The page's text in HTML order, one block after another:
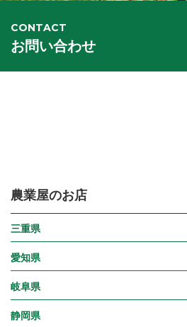
CONTACT
お問い合わせ
農業屋のお店
三重県
愛知県
岐阜県
静岡県